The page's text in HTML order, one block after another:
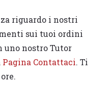
riguardo i nostri
sui tuoi ordini
uno nostro Tutor
Pagina Contattaci. Ti